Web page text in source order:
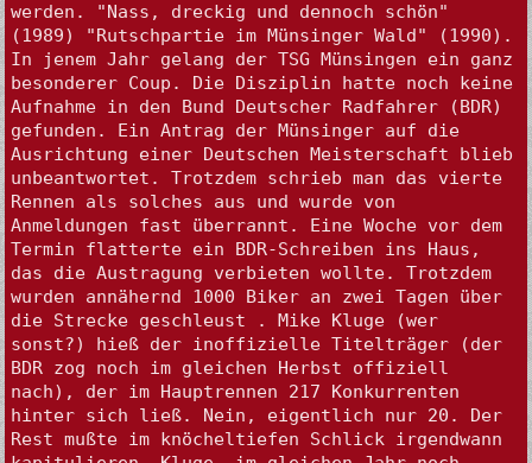
werden. "Nass, dreckig und dennoch schön"
(1989) "Rutschpartie im Münsinger Wald" (1990).
In jenem Jahr gelang der TSG Münsingen ein ganz
besonderer Coup. Die Disziplin hatte noch keine
Aufnahme in den Bund Deutscher Radfahrer (BDR)
gefunden. Ein Antrag der Münsinger auf die
Ausrichtung einer Deutschen Meisterschaft blieb
unbeantwortet. Trotzdem schrieb man das vierte
Rennen als solches aus und wurde von
Anmeldungen fast überrannt. Eine Woche vor dem
Termin flatterte ein BDR-Schreiben ins Haus,
das die Austragung verbieten wollte. Trotzdem
wurden annähernd 1000 Biker an zwei Tagen über
die Strecke geschleust . Mike Kluge (wer
sonst?) hieß der inoffizielle Titelträger (der
BDR zog noch im gleichen Herbst offiziell
nach), der im Hauptrennen 217 Konkurrenten
hinter sich ließ. Nein, eigentlich nur 20. Der
Rest mußte im knöcheltiefen Schlick irgendwann